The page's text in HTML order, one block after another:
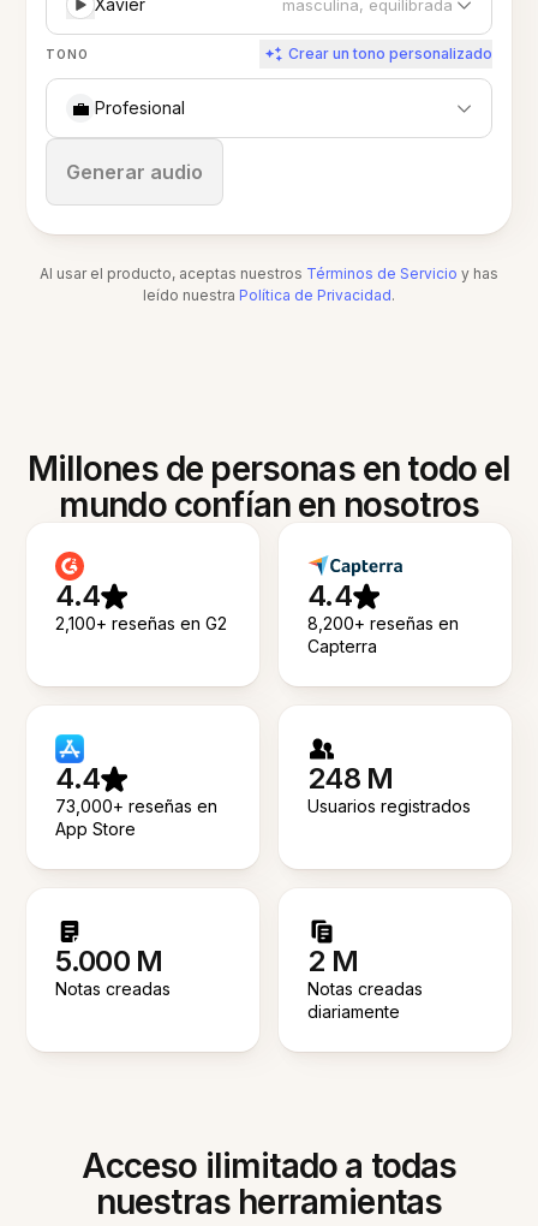
Xavier masculina, equilibrada
TONO Crear un tono personalizado
💼 Profesional
Generar audio
Detener
Al usar el producto, aceptas nuestros Términos de Servicio y has
leído nuestra Política de Privacidad.
Millones de personas en todo el
mundo confían en nosotros
4.4
2,100+ reseñas en G2
4.4
8,200+ reseñas en
Capterra
4.4
73,000+ reseñas en
App Store
248 M
Usuarios registrados
5.000 M
Notas creadas
2 M
Notas creadas
diariamente
Acceso ilimitado a todas
nuestras herramientas